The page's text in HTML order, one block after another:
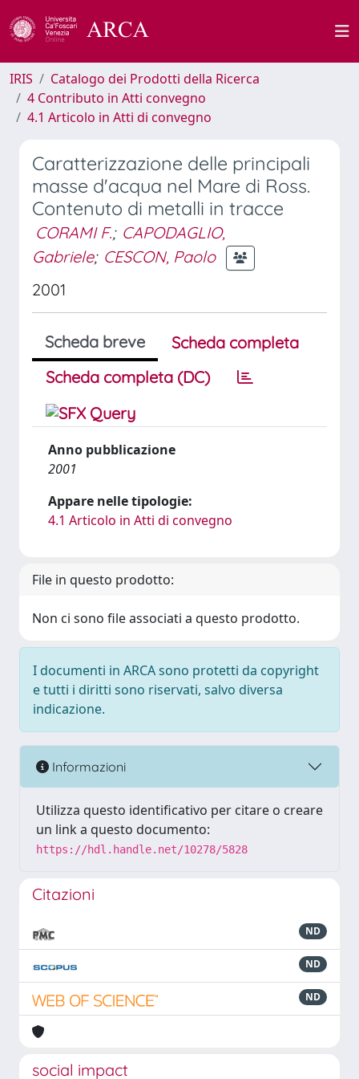
IRIS
Catalogo dei Prodotti della Ricerca
4 Contributo in Atti convegno
4.1 Articolo in Atti di convegno
Caratterizzazione delle principali
masse d'acqua nel Mare di Ross.
Contenuto di metalli in tracce
CORAMI F.; CAPODAGLIO,
Gabriele; CESCON, Paolo
2001
Scheda breve
Scheda completa
Scheda completa (DC)
Anno pubblicazione
2001
Appare nelle tipologie:
4.1 Articolo in Atti di convegno
File in questo prodotto:
Non ci sono file associati a questo prodotto.
I documenti in ARCA sono protetti da copyright
e tutti i diritti sono riservati, salvo diversa
indicazione.
Informazioni
Utilizza questo identificativo per citare o creare
un link a questo documento:
https://hdl.handle.net/10278/5828
Citazioni
ND
ND
ND
social impact